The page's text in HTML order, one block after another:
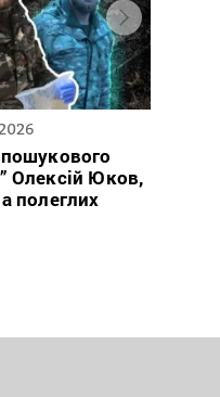
Олексій Юков,
полеглих